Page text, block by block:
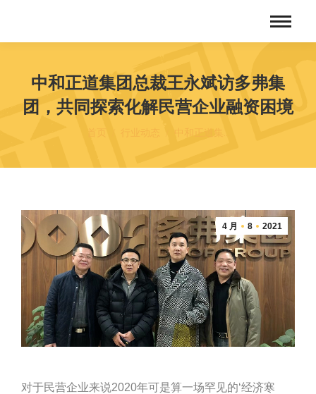
中和正道集团总裁王永斌访多弗集
团，共同探索化解民营企业融资困境
4 月 8 2021
对于民营企业来说2020年可是算一场罕见的‘经济寒